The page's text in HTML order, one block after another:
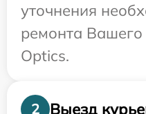
уточнения
ремонта Вашего
Optics.
2 Выезд